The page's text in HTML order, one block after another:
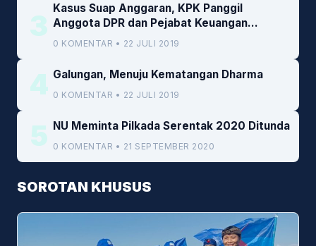
3
Kasus Suap Anggaran, KPK Panggil
Anggota DPR dan Pejabat Keuangan
Kemenkeu
0 KOMENTAR • 22 JULI 2019
4 Galungan, Menuju Kematangan Dharma
0 KOMENTAR • 22 JULI 2019
5 NU Meminta Pilkada Serentak 2020 Ditunda
0 KOMENTAR • 21 SEPTEMBER 2020
SOROTAN KHUSUS